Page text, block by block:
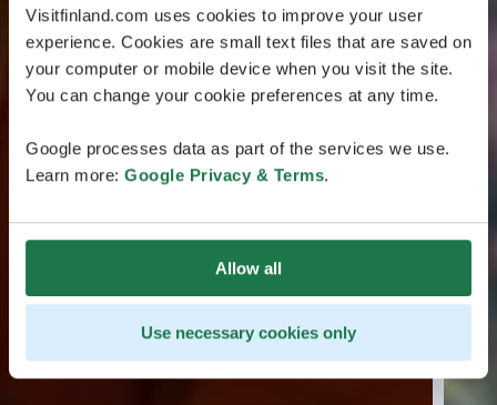
Visitfinland.com uses cookies to improve your user
experience. Cookies are small text files that are saved on
your computer or mobile device when you visit the site.
You can change your cookie preferences at any time.
Google processes data as part of the services we use.
Learn more: Google Privacy & Terms.
Allow all
Use necessary cookies only